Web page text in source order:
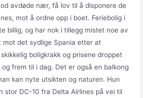
avdøde nær, få lov til å disponere de
mot å ordne opp i boet. Feriebolig i
billig, og har nok i tillegg mistet noe av
mot det sydlige Spania etter at
boligkrakk og prisene droppet
frem til i dag. Det er også en balkong
kan nyte utsikten og naturen. Hun
stor DC-10 fra Delta Airlines på vei til